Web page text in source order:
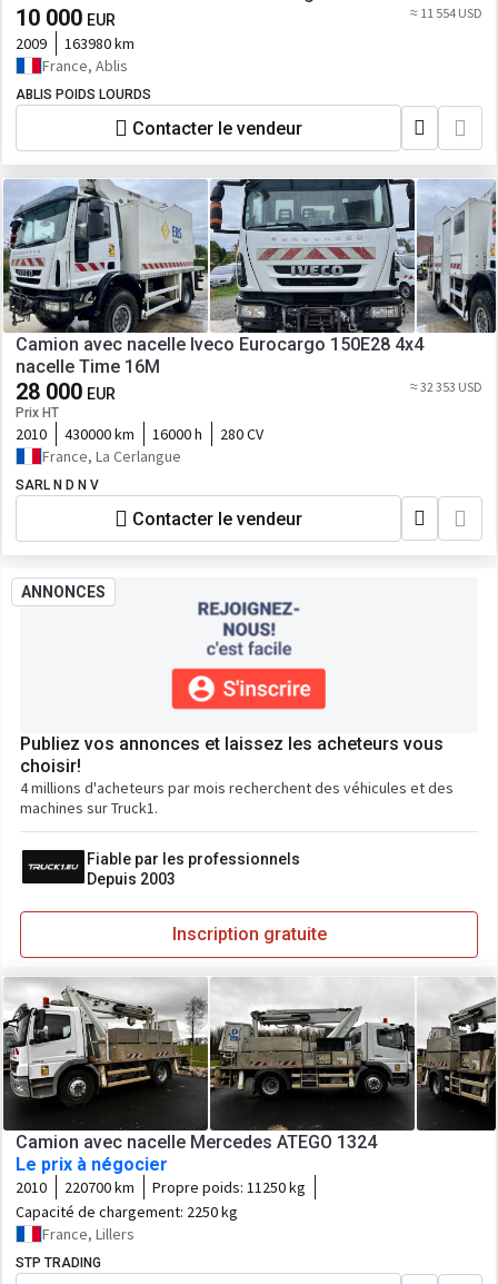
10 000 EUR ≈ 11 554 USD
2009
163980 km
France, Ablis
ABLIS POIDS LOURDS
Contacter le vendeur
Camion avec nacelle Iveco Eurocargo 150E28 4x4
nacelle Time 16M
28 000 EUR
Prix HT
≈ 32 353 USD
2010 430000 km 16000 h
280 CV
France, La Cerlangue
SARL N D N V
Contacter le vendeur
ANNONCES
Publiez vos annonces et laissez les acheteurs vous
choisir!
4 millions d'acheteurs par mois recherchent des véhicules et des
machines sur Truck1.
Fiable par les professionnels
Depuis 2003
Inscription gratuite
Camion avec nacelle Mercedes ATEGO 1324
Le prix à négocier
2010 220700 km Propre poids: 11250 kg
Capacité de chargement: 2250 kg
France, Lillers
STP TRADING